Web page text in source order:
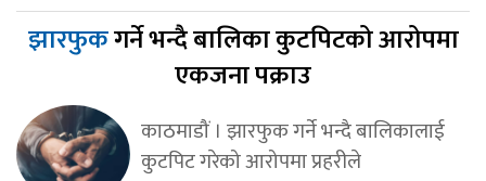
झारफुकगर्ने भन्दै बालिका कुटपिटको आरोपमा
एकजना पक्राउ
काठमाडौं । झारफुक गर्ने भन्दै बालिकालाई
कुटपिट गरेको आरोपमा प्रहरीले